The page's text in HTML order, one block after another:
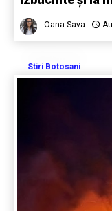
Oana Sava
Stiri Botosani